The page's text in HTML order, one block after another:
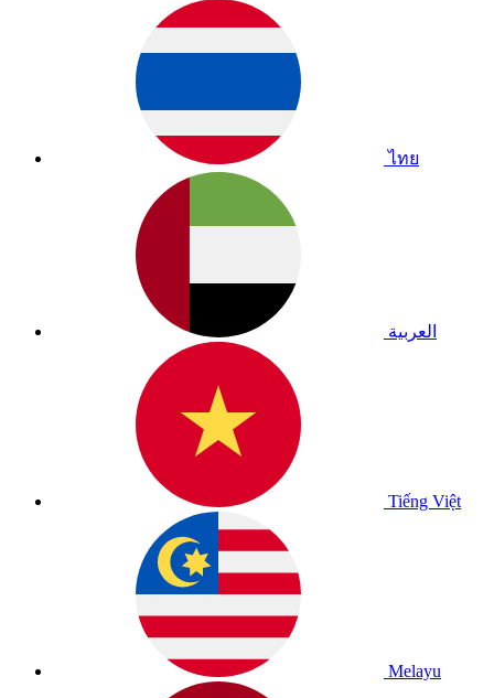
ไทย
العربية
Tiếng Việt
Melayu